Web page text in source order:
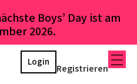
Boys’ Day ist am
2026.
Registrieren
Login